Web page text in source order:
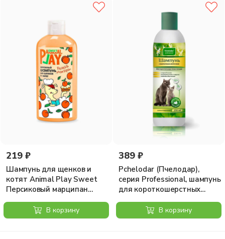
219 ₽
Шампунь для щенков и
котят Animal Play Sweet
Персиковый марципан
Бережный, 300мл
В корзину
389 ₽
Pchelodar (Пчелодар),
серия Professional, шампунь
для короткошерстных
кошек с маточным
молочком, 250 мл
В корзину